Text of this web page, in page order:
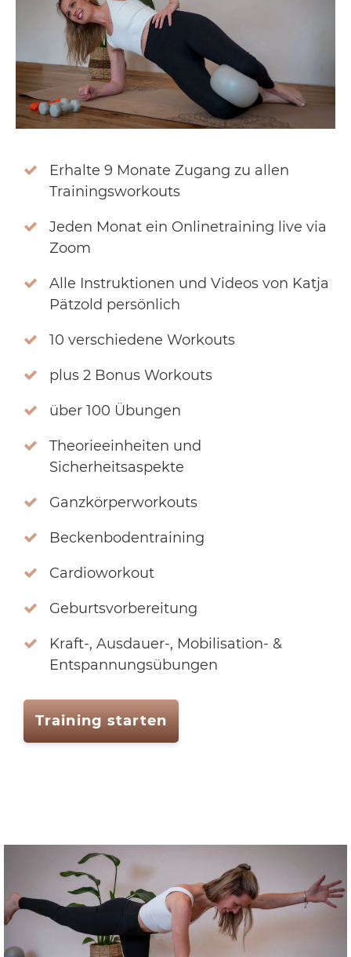
Erhalte 9 Monate Zugang zu allen
Trainingsworkouts
Jeden Monat ein Onlinetraining live via
Zoom
Alle Instruktionen und Videos von Katja
Pätzold persönlich
10 verschiedene Workouts
plus 2 Bonus Workouts
über 100 Übungen
Theorieeinheiten und
Sicherheitsaspekte
Ganzkörperworkouts
Beckenbodentraining
Cardioworkout
Geburtsvorbereitung
Kraft-, Ausdauer-, Mobilisation- &
Entspannungsübungen
Training starten